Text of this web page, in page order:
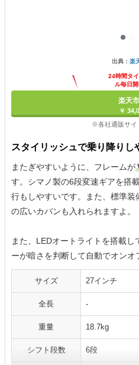
出典： 楽
24時間タ
ル毎日
楽天
￥
※各社通販サイ
スタイリッシュで乗り降りし
またぎやすいように、フレームが
す。シマノ製の6段変速ギアを搭
行もしやすいです。また、標準
の広いカバンも入れられますよ。
また、LEDオートライトを搭載
ーが暗さを判断して自動でオンオ
サイズ 27インチ
全長 -
重量 18.7kg
シフト段数 6段